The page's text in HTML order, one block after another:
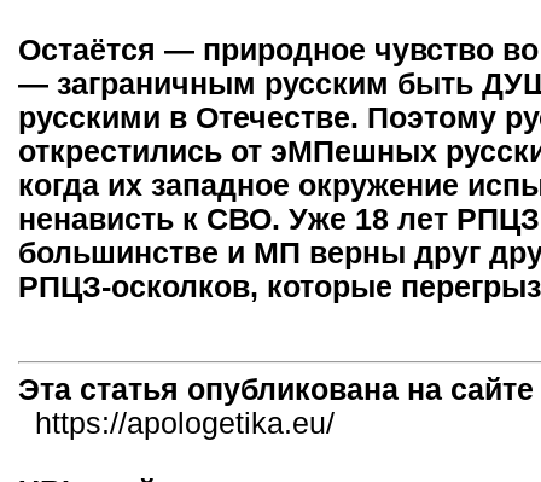
Остаётся — природное чувство
— заграничным русским быть
русскими в Отечестве. Поэтому
открестились от эМПешных
когда их западное окружение
ненависть к СВО. Уже 18 лет
большинстве и МП верны друг
РПЦЗ-осколков, которые
Эта статья опубликована на
https://apologetika.eu/